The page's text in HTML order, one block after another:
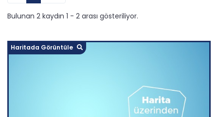
Bulunan 2 kaydın 1 - 2 arası gösteriliyor.
Haritada Görüntüle